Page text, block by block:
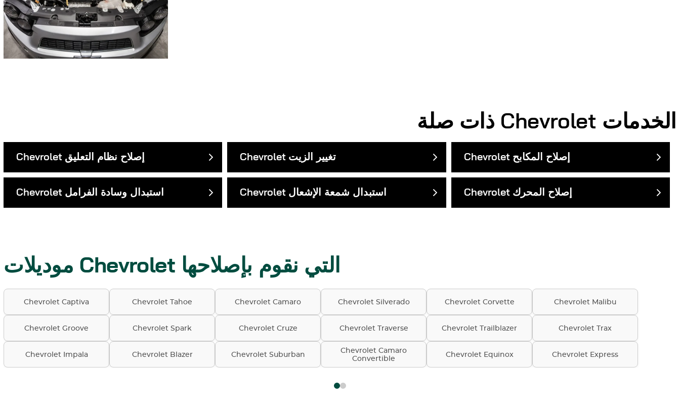
Chevrolet الخدمات
Chevrolet إصلاح نظام التعليق Chevrolet تغيير الزيت Chevrolet إصلاح المكابح
Chevrolet استبدال وسادة الفرامل Chevrolet استبدال شمعة الإشعال Chevrolet إصلاح المحرك
موديلات Chevrolet التي نقوم بإصلاحها
Chevrolet Captiva Chevrolet Tahoe Chevrolet Camaro Chevrolet Silverado Chevrolet Corvette Chevrolet Malibu
Chevrolet Groove Chevrolet Spark Chevrolet Cruze Chevrolet Traverse Chevrolet Trailblazer Chevrolet Trax
Chevrolet Impala Chevrolet Blazer Chevrolet Suburban
Chevrolet Camaro
Convertible
Chevrolet Equinox Chevrolet Express